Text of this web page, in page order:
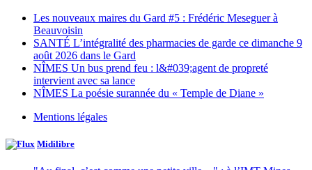
Les nouveaux maires du Gard #5 : Frédéric Meseguer à
Beauvoisin
SANTÉ L’intégralité des pharmacies de garde ce dimanche 9
août 2026 dans le Gard
NÎMES Un bus prend feu : l&#039;agent de propreté
intervient avec sa lance
NÎMES La poésie surannée du « Temple de Diane »
Mentions légales
Midilibre